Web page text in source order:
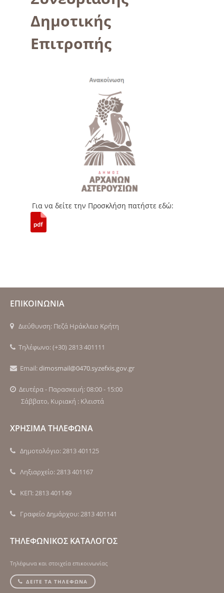
Δημοτικής
Επιτροπής
Για να δείτε την Προσκλήση πατήστε εδώ:
ΕΠΙΚΟΙΝΩΝΙΑ
Διεύθυνση: Πεζά Ηράκλειο Κρήτη
Τηλέφωνο: (+30) 2813 401111
Email:dimosmail@0470.syzefxis.gov.gr
Δευτέρα - Παρασκευή: 08:00 - 15:00
Σάββατο, Κυριακή : Κλειστά
ΧΡΗΣΙΜΑ ΤΗΛΕΦΩΝΑ
Δημοτολόγιο: 2813 401125
Ληξιαρχείο: 2813 401167
ΚΕΠ: 2813 401149
Γραφείο Δημάρχου: 2813 401141
ΤΗΛΕΦΩΝΙΚΟΣ ΚΑΤΑΛΟΓΟΣ
Τηλέφωνα και στοιχεία επικοινωνίας
ΔΕΙΤΕ ΤΑ ΤΗΛΕΦΩΝΑ